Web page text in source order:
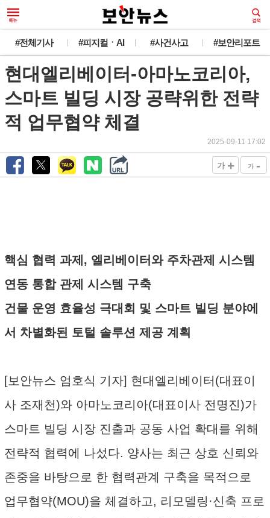
#전체기사 #피지컬ㆍAI #사건사고 #보안리포트
현대엘리베이터-아마노코리아,
스마트 빌딩 시장 공략위한 전략
적 업무협약 체결
2025-09-11 17:02
가 + 가 -
핵심 협력 과제, 엘리베이터와 주차관제 시스템
연동 통합 관제 시스템 구축
건물 운영 효율성 극대회 및 스마트 빌딩 분야에
서 차별화된 토털 솔루션 제공 계획
[보안뉴스 엄호식 기자] 현대엘리베이터(대표이
사 조재천)와 아마노코리아(대표이사 전명진)가
스마트 빌딩 시장 진출과 공동 사업 확대를 위해
전략적 협력에 나섰다. 양사는 최근 상호 신뢰와
존중을 바탕으로 한 협력관계 구축을 목적으로
업무협약(MOU)을 체결하고, 리모델링·신축 프로